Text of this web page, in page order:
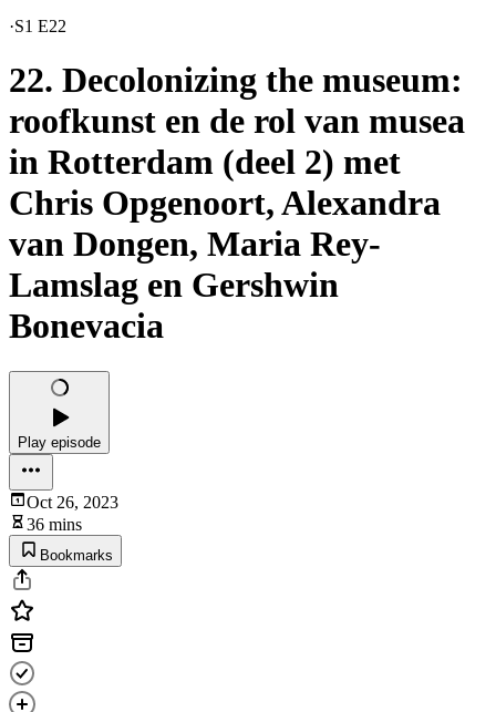
·S1 E22
22. Decolonizing the museum:
roofkunst en de rol van musea
in Rotterdam (deel 2) met
Chris Opgenoort, Alexandra
van Dongen, Maria Rey-
Lamslag en Gershwin
Bonevacia
Play episode
Oct 26, 2023
36 mins
Bookmarks